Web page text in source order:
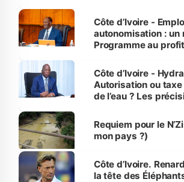
et Yamoussoukro
Côte d’Ivoire -
autonomisation : un
Programme au
Côte d’Ivoire -
Autorisation ou
de l’eau ? Les
Requiem pour le
mon pays ?)
Côte d’Ivoire.
la tête des